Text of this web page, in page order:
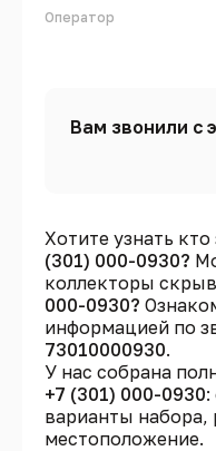
Оператор
Вам звонили с
Хотите узнать
(301) 000-0930?
коллекторы
000-0930?
информацией по
73010000930.
У нас собрана
+7 (301) 000-0930:
варианты набора,
местоположение.